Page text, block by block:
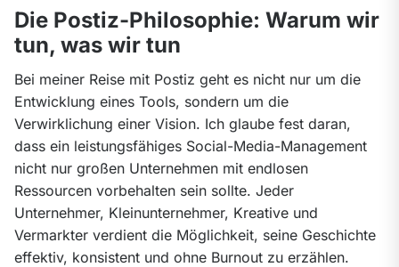
Die Postiz-Philosophie: Warum wir
tun, was wir tun
Bei meiner Reise mit Postiz geht es nicht nur um die
Entwicklung eines Tools, sondern um die
Verwirklichung einer Vision. Ich glaube fest daran,
dass ein leistungsfähiges Social-Media-Management
nicht nur großen Unternehmen mit endlosen
Ressourcen vorbehalten sein sollte. Jeder
Unternehmer, Kleinunternehmer, Kreative und
Vermarkter verdient die Möglichkeit, seine Geschichte
effektiv, konsistent und ohne Burnout zu erzählen.